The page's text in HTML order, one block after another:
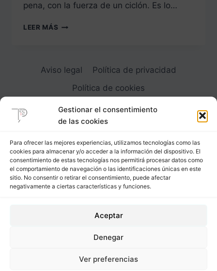
Gestionar el consentimiento
de las cookies
Para ofrecer las mejores experiencias, utilizamos tecnologías como las
cookies para almacenar y/o acceder a la información del dispositivo. El
consentimiento de estas tecnologías nos permitirá procesar datos como
el comportamiento de navegación o las identificaciones únicas en este
sitio. No consentir o retirar el consentimiento, puede afectar
negativamente a ciertas características y funciones.
Aceptar
Denegar
Ver preferencias
pena, con la fuerza de un ciclón. Es lo…
LEER MÁS LA
IGNORANCIA
Aviso legal
Política de privacidad
Política de cookies
Carrer Provença, 183
08036 - Barcelona (Espana)
derechos reservados.